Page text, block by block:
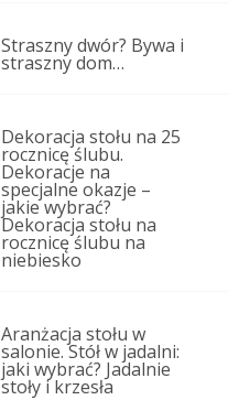
Straszny dwór? Bywa i
straszny dom…
Dekoracja stołu na 25
rocznicę ślubu.
Dekoracje na
specjalne okazje –
jakie wybrać?
Dekoracja stołu na
rocznicę ślubu na
niebiesko
Aranżacja stołu w
salonie. Stół w jadalni:
jaki wybrać? Jadalnie
stoły i krzesła